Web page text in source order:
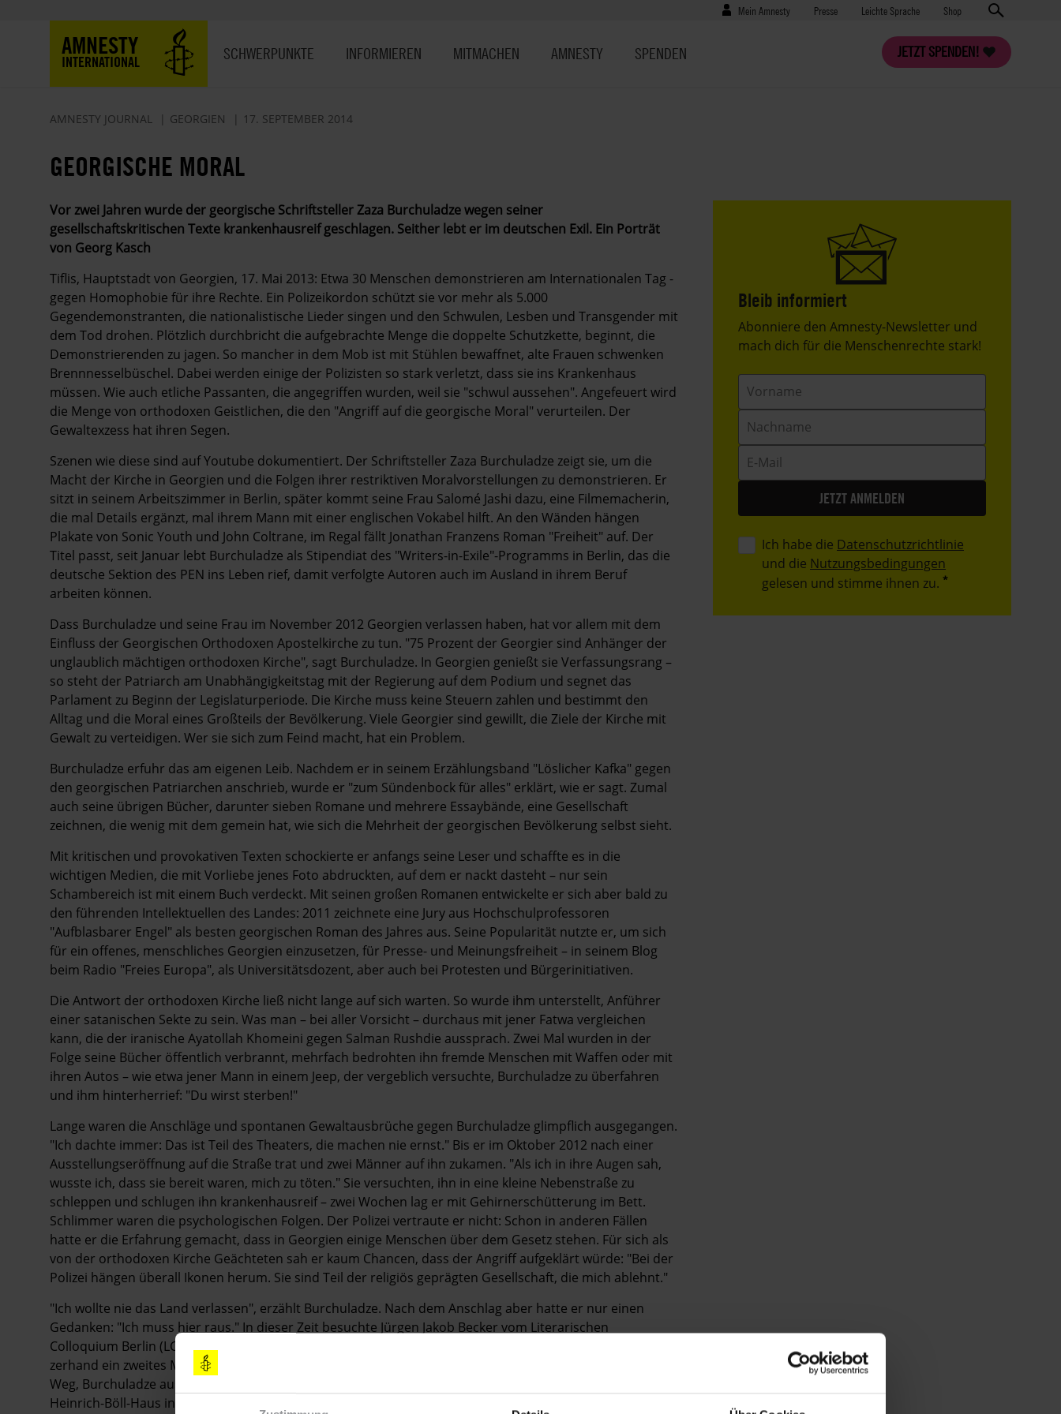
Benutzermenü
Mein Amnesty Presse
Presse Leichte Sprache Shop
AMNESTY
INTERNATIONAL
JETZT SPENDEN!
SCHWERPUNKTE INFORMIEREN MITMACHEN AMNESTY SPENDEN
AMNESTY JOURNAL GEORGIEN 17. SEPTEMBER 2014
GEORGISCHE MORAL
Vor zwei Jahren wurde der georgische Schriftsteller Zaza Burchuladze wegen seiner
gesellschaftskritischen Texte krankenhausreif geschlagen. Seither lebt er im deutschen Exil. Ein Porträt
von Georg Kasch
Tiflis, Hauptstadt von Georgien, 17. Mai 2013: Etwa 30 Menschen demonstrieren am Internationalen Tag ­
gegen Homophobie für ihre Rechte. Ein Polizeikordon schützt sie vor mehr als 5.000
Gegendemonstranten, die nationalistische Lieder singen und den Schwulen, Lesben und Transgender mit
dem Tod drohen. Plötzlich durchbricht die aufgebrachte Menge die doppelte Schutzkette, beginnt, die
Demonstrierenden zu jagen. So mancher in dem Mob ist mit Stühlen bewaffnet, alte Frauen schwenken
Brennnesselbüschel. Dabei werden einige der Polizisten so stark verletzt, dass sie ins Krankenhaus
müssen. Wie auch etliche Passanten, die angegriffen wurden, weil sie "schwul aussehen". Angefeuert wird
die Menge von orthodoxen Geistlichen, die den "Angriff auf die georgische Moral" verurteilen. Der
Gewaltexzess hat ihren Segen.
Szenen wie diese sind auf Youtube dokumentiert. Der Schriftsteller Zaza Burchuladze zeigt sie, um die
Macht der Kirche in Georgien und die Folgen ihrer restriktiven Moralvorstellungen zu demonstrieren. Er
sitzt in seinem Arbeitszimmer in Berlin, später kommt seine Frau Salomé Jashi dazu, eine Filmemacherin,
die mal Details ergänzt, mal ihrem Mann mit einer englischen Vokabel hilft. An den Wänden hängen
Plakate von Sonic Youth und John Coltrane, im Regal fällt Jonathan Franzens Roman "Freiheit" auf. Der
Titel passt, seit Januar lebt Burchuladze als Stipendiat des "Writers-in-Exile"-Programms in Berlin, das die
deutsche Sektion des PEN ins Leben rief, damit verfolgte Autoren auch im Ausland in ihrem Beruf
arbeiten können.
Dass Burchuladze und seine Frau im November 2012 Georgien verlassen haben, hat vor allem mit dem
Einfluss der Georgischen Orthodoxen Apostelkirche zu tun. "75 Prozent der Georgier sind Anhänger der
unglaublich mächtigen orthodoxen Kirche", sagt Burchuladze. In Georgien genießt sie Verfassungsrang –
so steht der Patriarch am Unabhängigkeitstag mit der Regierung auf dem Podium und segnet das
Parlament zu Beginn der Legislaturperiode. Die Kirche muss keine Steuern zahlen und bestimmt den
Alltag und die Moral eines Großteils der Bevölkerung. Viele Georgier sind gewillt, die Ziele der Kirche mit
Gewalt zu verteidigen. Wer sie sich zum Feind macht, hat ein Problem.
Burchuladze erfuhr das am eigenen Leib. Nachdem er in seinem Erzählungsband "Löslicher Kafka" gegen
den georgischen Patriarchen anschrieb, wurde er "zum Sündenbock für alles" ­erklärt, wie er sagt. Zumal
auch seine übrigen Bücher, darunter sieben Romane und mehrere Essaybände, eine Gesellschaft
zeichnen, die wenig mit dem gemein hat, wie sich die Mehrheit der georgischen Bevölkerung selbst sieht.
Mit kritischen und provokativen Texten schockierte er anfangs seine Leser und schaffte es in die
wichtigen Medien, die mit Vorliebe jenes Foto abdruckten, auf dem er nackt dasteht – nur sein
Schambereich ist mit einem Buch verdeckt. Mit seinen großen Romanen entwickelte er sich aber bald zu
den führenden Intellektuellen des Landes: 2011 zeichnete eine Jury aus Hochschulprofessoren
"Aufblasbarer Engel" als besten georgischen Roman des Jahres aus. Seine Popularität nutzte er, um sich
für ein offenes, menschliches Georgien einzusetzen, für Presse- und Meinungsfreiheit – in seinem Blog
beim Radio "Freies Europa", als Universitätsdozent, aber auch bei Protesten und Bürgerinitiativen.
Die Antwort der orthodoxen Kirche ließ nicht lange auf sich warten. So wurde ihm unterstellt, Anführer
einer satanischen Sekte zu sein. Was man – bei aller Vorsicht – durchaus mit jener Fatwa vergleichen
kann, die der iranische Ayatollah Khomeini gegen Salman Rushdie aussprach. Zwei Mal wurden in der
Folge seine Bücher öffentlich verbrannt, mehrfach bedrohten ihn fremde Menschen mit Waffen oder mit
ihren Autos – wie etwa jener Mann in einem Jeep, der vergeblich versuchte, Burchuladze zu überfahren
und ihm hinterherrief: "Du wirst sterben!"
Lange waren die Anschläge und spontanen Gewaltausbrüche gegen Burchuladze glimpflich ausgegangen.
"Ich dachte immer: Das ist Teil des Theaters, die machen nie ernst." Bis er im Oktober 2012 nach einer
Ausstellungseröffnung auf die Straße trat und zwei Männer auf ihn zukamen. "Als ich in ihre Augen sah,
wusste ich, dass sie bereit waren, mich zu töten." Sie versuchten, ihn in eine kleine Nebenstraße zu
schleppen und schlugen ihn krankenhausreif – zwei Wochen lag er mit Gehirnerschütterung im Bett.
Schlimmer waren die psychologischen Folgen. Der Polizei vertraute er nicht: Schon in anderen Fällen
hatte er die Erfahrung gemacht, dass in Georgien einige Menschen über dem Gesetz stehen. Für sich als
von der orthodoxen Kirche Geächteten sah er kaum Chancen, dass der Angriff aufgeklärt würde: "Bei der
Polizei hängen überall Ikonen herum. Sie sind Teil der religiös geprägten Gesellschaft, die mich ablehnt."
"Ich wollte nie das Land verlassen", erzählt Burchuladze. Nach dem Anschlag aber hatte er nur einen
Gedanken: "Ich muss hier raus." In dieser Zeit besuchte Jürgen Jakob Becker vom Literarischen
Colloquium Berlin (LCB) Tiflis. Er kannte Burchuladze, der bereits Stipendiat des LCB war – und lud ihn kur­
zerhand ein zweites Mal nach Berlin ein. Das verstößt zwar gegen die LCB-Regeln, war aber der schnellste
Weg, Burchuladze aus Georgien herauszuholen. Danach lebte der Autor ein Jahr lang als Stipendiat im
Heinrich-Böll-Haus in Langenbroich, wo er sich sehr wohl und aufgenommen fühlte vom "kleinen,
Bleib informiert
Header
Text
Abonniere den Amnesty-Newsletter und
mach dich für die Menschenrechte stark!
Vorname
Nachname
E-
Mail
Ich habe die Datenschutzrichtlinie
und die Nutzungsbedingungen
gelesen und stimme ihnen zu.